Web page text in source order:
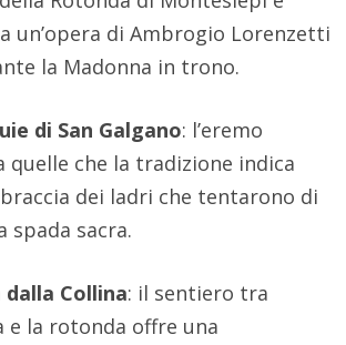
un’opera di Ambrogio Lorenzetti
la Madonna in trono.
di San Galgano: l’eremo
quelle che la tradizione indica
dei ladri che tentarono di
spada sacra.
dalla Collina: il sentiero tra
e la rotonda offre una